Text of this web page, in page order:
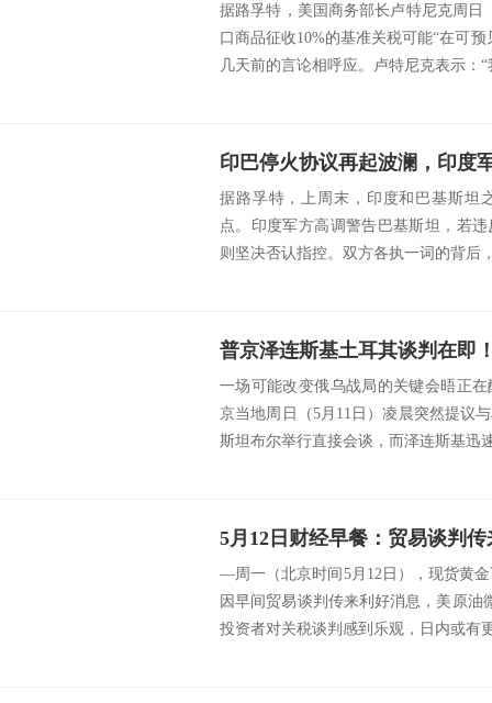
据路孚特，美国商务部长卢特尼克周日
口商品征收10%的基准关税可能“在可
几天前的言论相呼应。卢特尼克表示：
据路孚特，上周末，印度和巴基斯坦
点。印度军方高调警告巴基斯坦，若
则坚决否认指控。双方各执一词的背后
一场可能改变俄乌战局的关键会晤正
京当地周日（5月11日）凌晨突然提议
斯坦布尔举行直接会谈，而泽连斯基迅
—周一（北京时间5月12日），现货黄
因早间贸易谈判传来利好消息，美原油
投资者对关税谈判感到乐观，日内或有